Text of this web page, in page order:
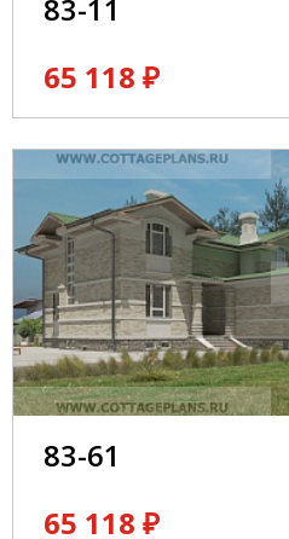
83-11
65 118 ₽
83-61
65 118 ₽